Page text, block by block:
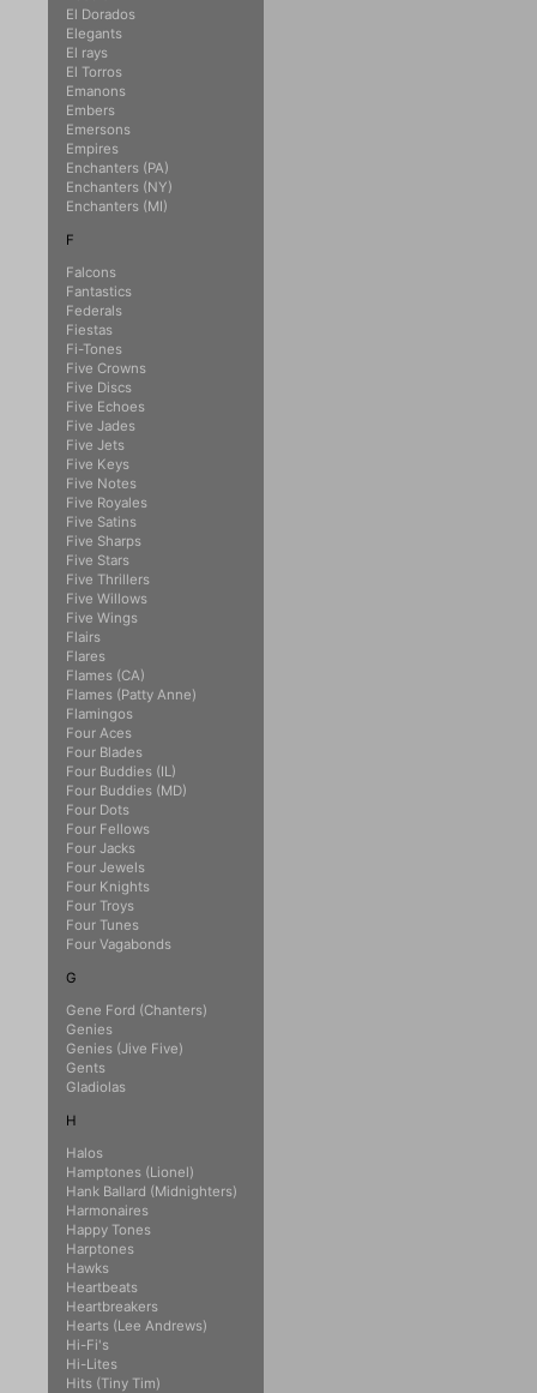
El Dorados
Elegants
El rays
El Torros
Emanons
Embers
Emersons
Empires
Enchanters (PA)
Enchanters (NY)
Enchanters (MI)
F
Falcons
Fantastics
Federals
Fiestas
Fi-Tones
Five Crowns
Five Discs
Five Echoes
Five Jades
Five Jets
Five Keys
Five Notes
Five Royales
Five Satins
Five Sharps
Five Stars
Five Thrillers
Five Willows
Five Wings
Flairs
Flares
Flames (CA)
Flames (Patty Anne)
Flamingos
Four Aces
Four Blades
Four Buddies (IL)
Four Buddies (MD)
Four Dots
Four Fellows
Four Jacks
Four Jewels
Four Knights
Four Troys
Four Tunes
Four Vagabonds
G
Gene Ford (Chanters)
Genies
Genies (Jive Five)
Gents
Gladiolas
H
Halos
Hamptones (Lionel)
Hank Ballard (Midnighters)
Harmonaires
Happy Tones
Harptones
Hawks
Heartbeats
Heartbreakers
Hearts (Lee Andrews)
Hi-Fi's
Hi-Lites
Hits (Tiny Tim)